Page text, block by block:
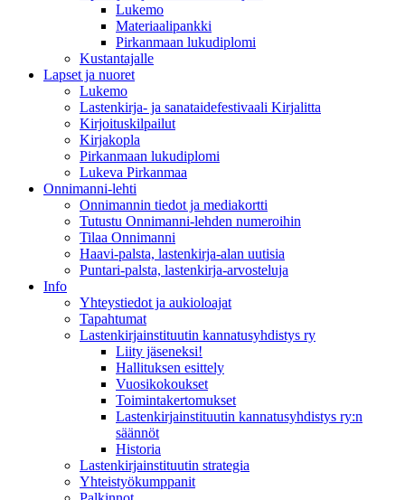
Lukemo
Materiaalipankki
Pirkanmaan lukudiplomi
Kustantajalle
Lapset ja nuoret
Lukemo
Lastenkirja- ja sanataidefestivaali Kirjalitta
Kirjoituskilpailut
Kirjakopla
Pirkanmaan lukudiplomi
Lukeva Pirkanmaa
Onnimanni-lehti
Onnimannin tiedot ja mediakortti
Tutustu Onnimanni-lehden numeroihin
Tilaa Onnimanni
Haavi-palsta, lastenkirja-alan uutisia
Puntari-palsta, lastenkirja-arvosteluja
Info
Yhteystiedot ja aukioloajat
Tapahtumat
Lastenkirjainstituutin kannatusyhdistys ry
Liity jäseneksi!
Hallituksen esittely
Vuosikokoukset
Toimintakertomukset
Lastenkirjainstituutin kannatusyhdistys ry:n
säännöt
Historia
Lastenkirjainstituutin strategia
Yhteistyökumppanit